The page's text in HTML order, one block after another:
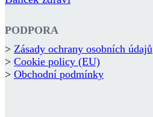
PODPORA
> Zásady ochrany osobních údajů
> Cookie policy (EU)
> Obchodní podmínky